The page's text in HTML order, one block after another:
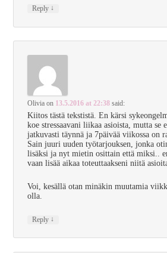
Reply ↓
Olivia on 13.5.2016 at 22:38 said:
Kiitos tästä tekstistä. En kärsi
koe stressaavani liikaa asioista, mutta se
jatkuvasti täynnä ja 7päivää viikossa on
Sain juuri uuden työtarjouksen, jonka
lisäksi ja nyt mietin osittain että miksi..
vaan lisää aikaa toteuttaakseni niitä
Voi, kesällä otan minäkin muutamia
olla.
Reply ↓